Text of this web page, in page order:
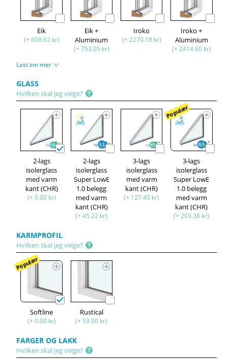
Eik
(+ 608.62 kr)
Eik +
Aluminium
(+ 753.05 kr)
Iroko
(+ 2270.18 kr)
Iroko +
Aluminium
(+ 2414.60 kr)
Last inn mer
GLASS
Hvilken skal jeg velge?
2-lags
isolerglass
med varm
kant (CHR)
(+ 0.00 kr)
2-lags
isolerglass
Super LowE
1.0 belegg
med varm
kant (CHR)
(+ 45.22 kr)
3-lags
isolerglass
med varm
kant (CHR)
(+ 127.45 kr)
Populær
3-lags
isolerglass
Super LowE
1.0 belegg
med varm
kant (CHR)
(+ 203.38 kr)
KARMPROFIL
Hvilken skal jeg velge?
Populær
Softline
(+ 0.00 kr)
Rustical
(+ 59.00 kr)
FARGER OG LAKK
Hvilken skal jeg velge?